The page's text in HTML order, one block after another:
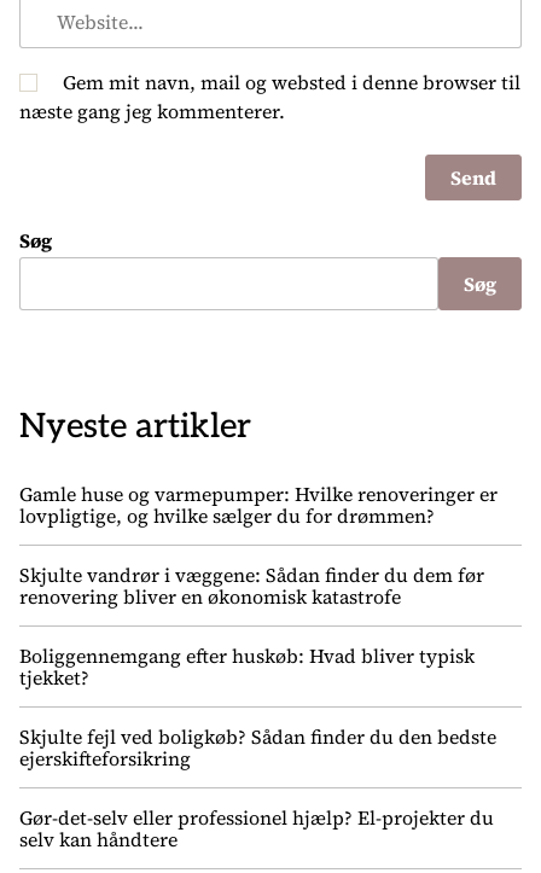
Gem mit navn, mail og websted i denne browser til
næste gang jeg kommenterer.
Søg
Søg
Nyeste artikler
Gamle huse og varmepumper: Hvilke renoveringer er
lovpligtige, og hvilke sælger du for drømmen?
Skjulte vandrør i væggene: Sådan finder du dem før
renovering bliver en økonomisk katastrofe
Boliggennemgang efter huskøb: Hvad bliver typisk
tjekket?
Skjulte fejl ved boligkøb? Sådan finder du den bedste
ejerskifteforsikring
Gør-det-selv eller professionel hjælp? El-projekter du
selv kan håndtere